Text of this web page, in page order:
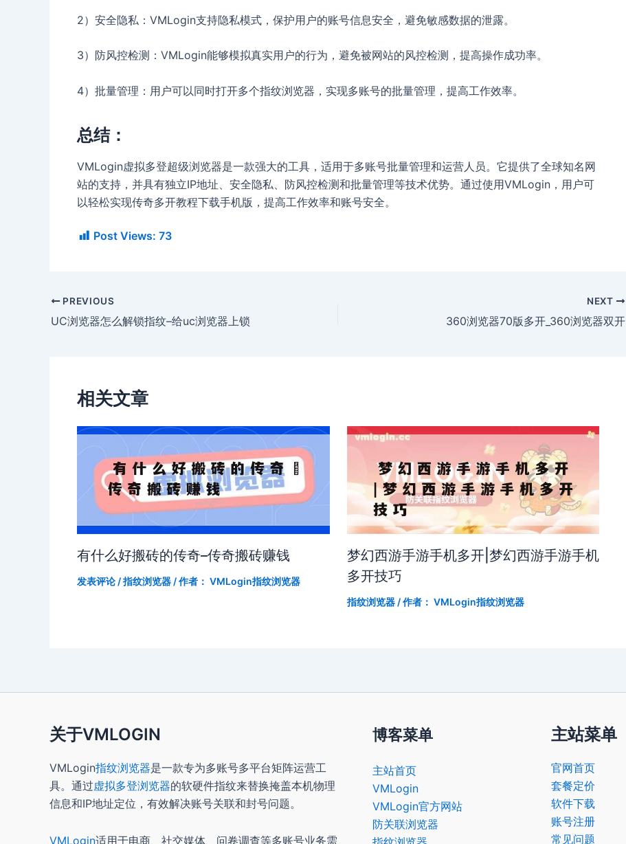
2）安全隐私：VMLogin支持隐私模式，保护用户的账号信息安全，避免敏感数据的泄露。
3）防风控检测：VMLogin能够模拟真实用户的行为，避免被网站的风控检测，提高操作成功率。
4）批量管理：用户可以同时打开多个指纹浏览器，实现多账号的批量管理，提高工作效率。
总结：
VMLogin虚拟多登超级浏览器是一款强大的工具，适用于多账号批量管理和运营人员。它提供了全球知名网
站的支持，并具有独立IP地址、安全隐私、防风控检测和批量管理等技术优势。通过使用VMLogin，用户可
以轻松实现传奇多开教程下载手机版，提高工作效率和账号安全。
Post Views: 73
PREVIOUS
UC浏览器怎么解锁指纹–给uc浏览器上锁
NEXT
360浏览器70版多开_360浏览器双开
相关文章
有什么好搬砖的传奇–传奇搬砖赚钱
发表评论 /指纹浏览器 / 作者： VMLogin指纹浏览器
梦幻西游手游手机多开|梦幻西游手游手机
多开技巧
指纹浏览器/ 作者： VMLogin指纹浏览器
关于VMLOGIN
VMLogin指纹浏览器是一款专为多账号多平台矩阵运营工
具。通过虚拟多登浏览器的软硬件指纹来替换掩盖本机物理
信息和IP地址定位，有效解决账号关联和封号问题。
VMLogin适用于电商、社交媒体、问卷调查等多账号业务需
博客菜单
主站首页
VMLogin
VMLogin官方网站
防关联浏览器
主站菜单
官网首页
套餐定价
软件下载
账号注册
常见问题